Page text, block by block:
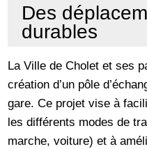
Des
durables
La Ville de Cholet et ses
création d’un pôle
gare. Ce projet vise à
les différents modes de
marche, voiture) et à